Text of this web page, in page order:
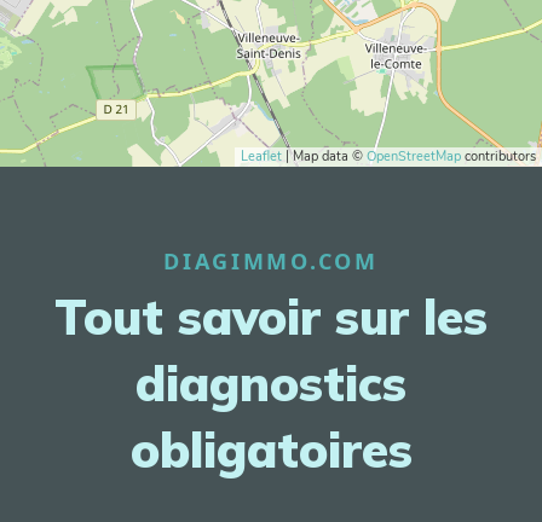
Leaflet | Map data © OpenStreetMap contributors
DIAGIMMO.COM
Tout savoir sur les
diagnostics
obligatoires